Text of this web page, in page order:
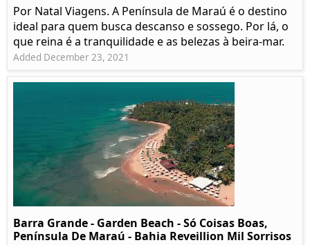
Por Natal Viagens. A Península de Maraú é o destino
ideal para quem busca descanso e sossego. Por lá, o
que reina é a tranquilidade e as belezas à beira-mar.
Added December 23, 2021
Barra Grande - Garden Beach - Só Coisas Boas,
Península De Maraú - Bahia Reveillion Mil Sorrisos